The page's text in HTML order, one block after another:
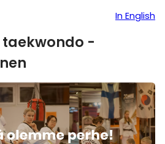
In English
-